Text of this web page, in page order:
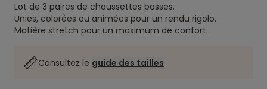
Lot de 3 paires de chaussettes basses.
Unies, colorées ou animées pour un rendu rigolo.
Matière stretch pour un maximum de confort.
Consultez le guide des tailles